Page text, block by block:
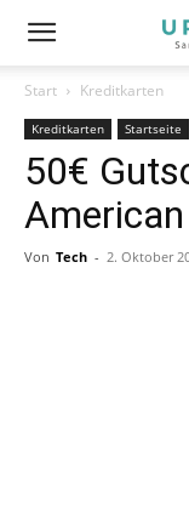
Start Kreditkarten
Kreditkarten Startseite
50€
Von Tech - 2. Oktober